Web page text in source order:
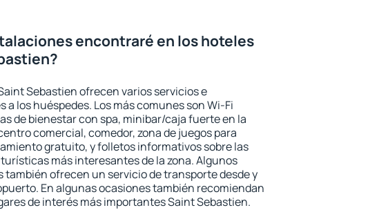
encontraré en los hoteles
Sebastien ofrecen varios servicios e
a los huéspedes. Los más comunes son Wi-Fi
de bienestar con spa, minibar/caja fuerte en la
comercial, comedor, zona de juegos para
gratuito, y folletos informativos sobre las
más interesantes de la zona. Algunos
también ofrecen un servicio de transporte desde y
En algunas ocasiones también recomiendan
de interés más importantes Saint Sebastien.